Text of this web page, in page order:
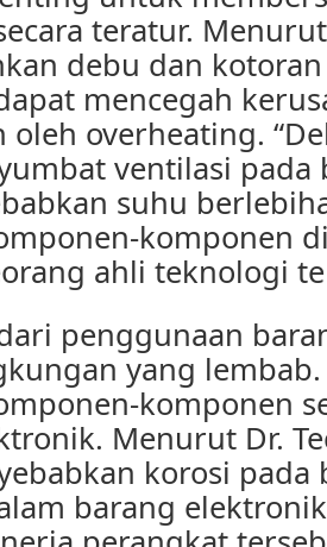
teratur.
debu dan
mencegah
oleh overheating.
ventilasi pada
suhu
komponen
ahli teknologi
penggunaan
yang
komponen
Menurut Dr.
korosi pada
barang